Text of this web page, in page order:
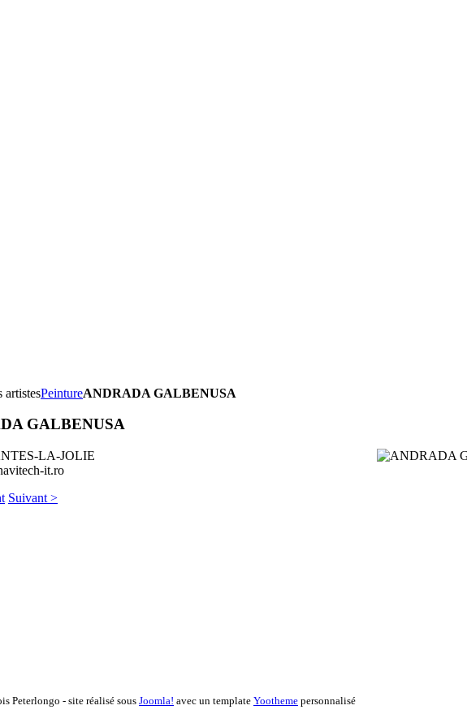
artistesPeintureANDRADA GALBENUSA
GALBENUSA
LA-JOLIE
it.ro
Suivant >
Peterlongo - site réalisé sous Joomla! avec un template Yootheme personnalisé